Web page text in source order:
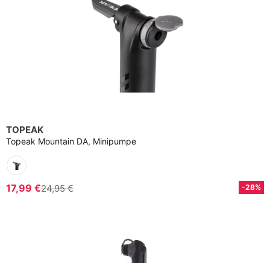
TOPEAK
Topeak Mountain DA, Minipumpe
17,99 €24,95 € -28%